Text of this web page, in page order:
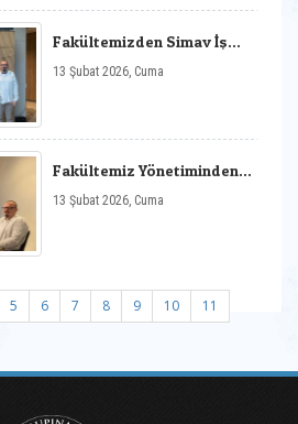
Fakültemizden Simav İş
13 Şubat 2026, Cuma
Fakültemiz Yönetiminden
Myo‘ya Ziyaret
13 Şubat 2026, Cuma
5 6 7 8 9 10
11